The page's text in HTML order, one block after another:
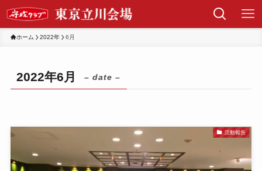
ホーム 2022年 6月
2022年6月 – date –
活動報告